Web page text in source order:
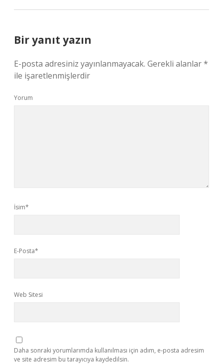
Bir yanıt yazın
E-posta adresiniz yayınlanmayacak. Gerekli alanlar*
ile işaretlenmişlerdir
Yorum
İsim*
E-Posta*
Web Sitesi
Daha sonraki yorumlarımda kullanılması için adım, e-posta adresim
ve site adresim bu tarayıcıya kaydedilsin.